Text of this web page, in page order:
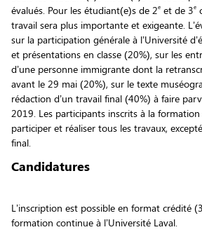
évalués. Pour les étudiant(e)s de 2eet de 3e
travail sera plus importante et exigeante.
sur la participation générale à l’Université
et présentations en classe (20%), sur les
d’une personne immigrante dont la
avant le 29 mai (20%), sur le texte
rédaction d’un travail final (40%) à faire
2019. Les participants inscrits à la
participer et réaliser tous les travaux,
final.
Candidatures
L’inscription est possible en format crédité
formation continue à l’Université Laval.